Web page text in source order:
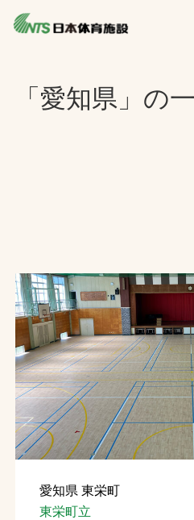
ニュース
会社概要
採用情報
お問合せ
お取引先の皆様へ
ソーシャルメディアポリシー
「愛知県」の
愛知県 東栄町
東栄町立